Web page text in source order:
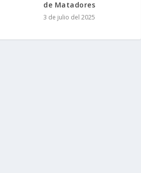
de Matadores
3 de julio del 2025